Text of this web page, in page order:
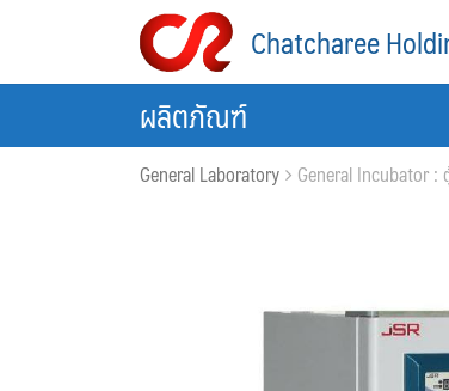
Chatcharee
ผลิตภัณฑ์
General Laboratory General Incubator :